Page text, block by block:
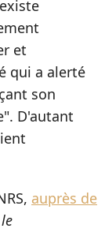
et
qui a alerté
son
D'autant
auprès de